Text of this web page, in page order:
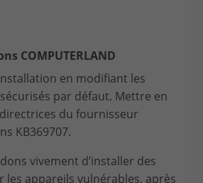
COMPUTERLAND
en modifiant les
par défaut. Mettre en
du fournisseur
KB369707.
vivement d’installer des
les appareils vulnérables, après